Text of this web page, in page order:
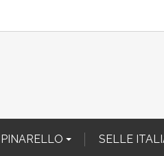
PINARELLO SELLE